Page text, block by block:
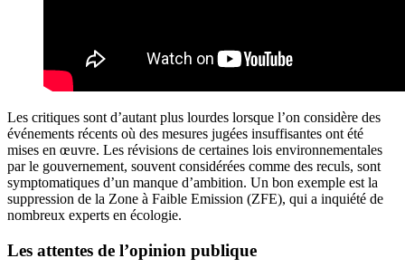
Les critiques sont d’autant plus lourdes lorsque l’on considère des
événements récents où des mesures jugées insuffisantes ont été
mises en œuvre. Les révisions de certaines lois environnementales
par le gouvernement, souvent considérées comme des reculs, sont
symptomatiques d’un manque d’ambition. Un bon exemple est la
suppression de la Zone à Faible Emission (ZFE), qui a inquiété de
nombreux experts en écologie.
Les attentes de l’opinion publique